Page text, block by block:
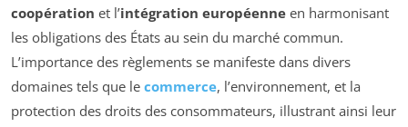
coopération et l’intégration européenne en harmonisant
les obligations des États au sein du marché commun.
L’importance des règlements se manifeste dans divers
domaines tels que le commerce, l’environnement, et la
protection des droits des consommateurs, illustrant ainsi leur